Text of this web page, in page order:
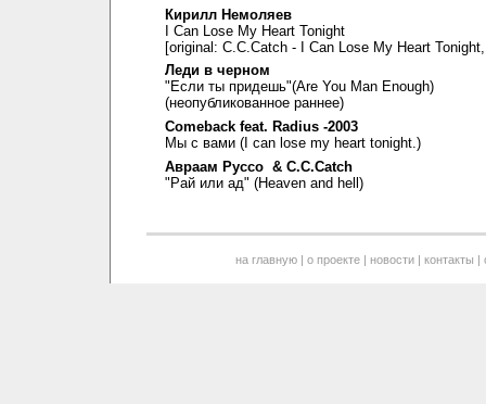
Кирилл Немоляев
I Can Lose My Heart Tonight
[original: C.C.Catch - I Can Lose My Heart
Леди в черном
"Если ты придешь"(Are You Man Enough)
(неопубликованное раннее)
Comeback feat. Radius -2003
Мы с вами (I can lose my heart tonight.)
Авраам Руссо & C.C.Catch
"Рай или ад" (Heaven and hell)
на главную| о проекте| новости| контакты |